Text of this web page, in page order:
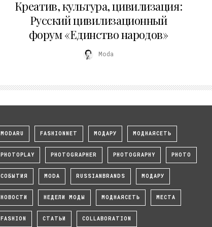
Креатив, культура, цивилизация:
Русский цивилизационный
форум «Единство народов»
Moda
MODARU FASHIONNET МОДАРУ МОДНАЯСЕТЬ
PHOTOPLAY PHOTOGRAPHER PHOTOGRAPHY PHOTO
СОБЫТИЯ MODA RUSSIANBRANDS МОДАРУ
НОВОСТИ НЕДЕЛИ МОДЫ МОДНАЯСЕТЬ МЕСТА
FASHION СТАТЬИ COLLABORATION